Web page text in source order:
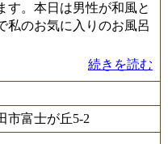
す。本日は男性が和風と
私のお気に入りのお風呂
続きを読む
市富士が丘5-2